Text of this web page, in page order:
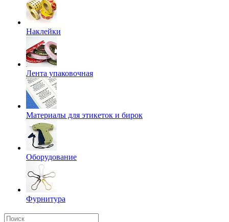
Наклейки
Лента упаковочная
Материалы для этикеток и бирок
Оборудование
Фурнитура